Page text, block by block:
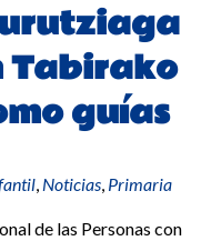
Tabirako
guías
, Noticias, Primaria
de las Personas con